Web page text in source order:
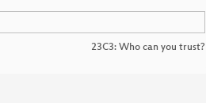
23C3: Who can you trust?